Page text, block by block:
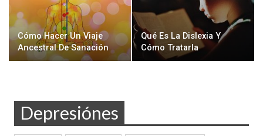
Cómo Hacer Un Viaje
Ancestral De Sanación
Qué Es La Dislexia Y
Cómo Tratarla
Depresiónes